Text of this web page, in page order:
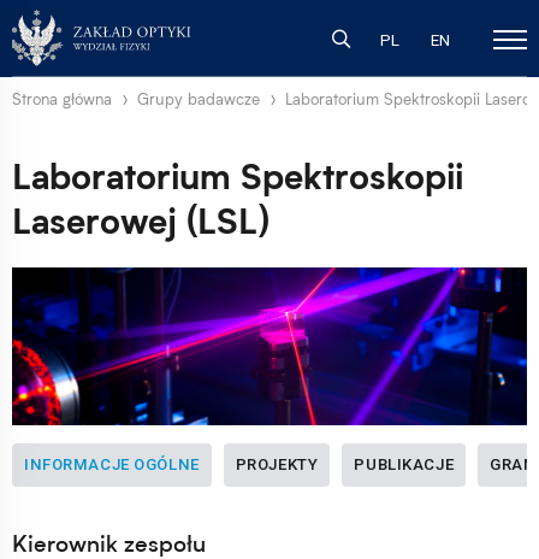
PL EN
Strona główna Grupy badawcze Laboratorium Spektroskopii
Laboratorium Spektroskopii
Laserowej (LSL)
INFORMACJE OGÓLNE PROJEKTY PUBLIKACJE
Kierownik zespołu